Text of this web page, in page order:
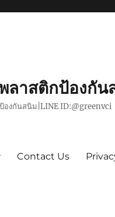
ลาสติกป้องกั
งกันสนิม|LINE ID:@greenvci
Contact Us